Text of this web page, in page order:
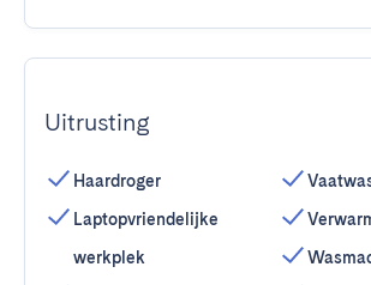
Uitrusting
Haardroger
Laptopvriendelijke
werkplek